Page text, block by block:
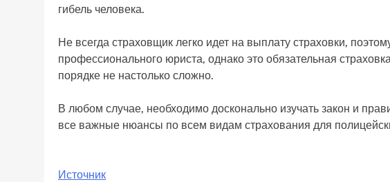
гибель человека.
Не всегда страховщик легко идет на выплату страховки,
профессионального юриста, однако это обязательная
порядке не настолько сложно.
В любом случае, необходимо досконально изучать закон и
все важные нюансы по всем видам страхования для
Источник